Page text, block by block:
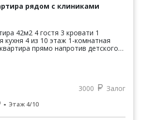
рядом с клиниками
1
прямо напротив детского
3000 Залог
Этаж 4/10